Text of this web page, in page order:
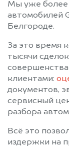
Мы уже более
автомобилей
Белгороде.
За это время
тысячи
клиентами:
документов,
сервисный
разбора
Всё это
издержки на